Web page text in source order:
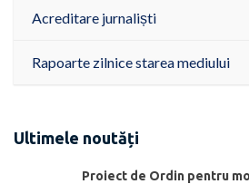
Acreditare jurnaliști
Rapoarte zilnice starea mediului
Ultimele noutăți
Proiect de Ordin pentru